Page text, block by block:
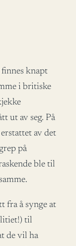
finnes knapt
i britiske
ut av seg. På
av det
på
ble til
fra å synge at
til
de vil ha